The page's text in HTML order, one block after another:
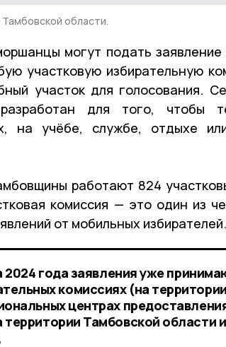
области.
могут подать заявление
участковую избирательную
участок для голосования.
разработан для того, чтобы
на учёбе, службе, отдыхе
работают 824
комиссия — это один из
от мобильных избирателей.
2024 года заявления уже
комиссиях (на
центрах
Тамбовской области